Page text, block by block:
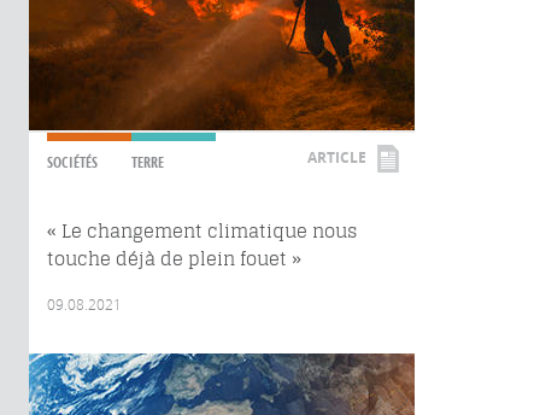
SOCIÉTÉS TERRE ARTICLE
« Le changement climatique nous
touche déjà de plein fouet »
09.08.2021